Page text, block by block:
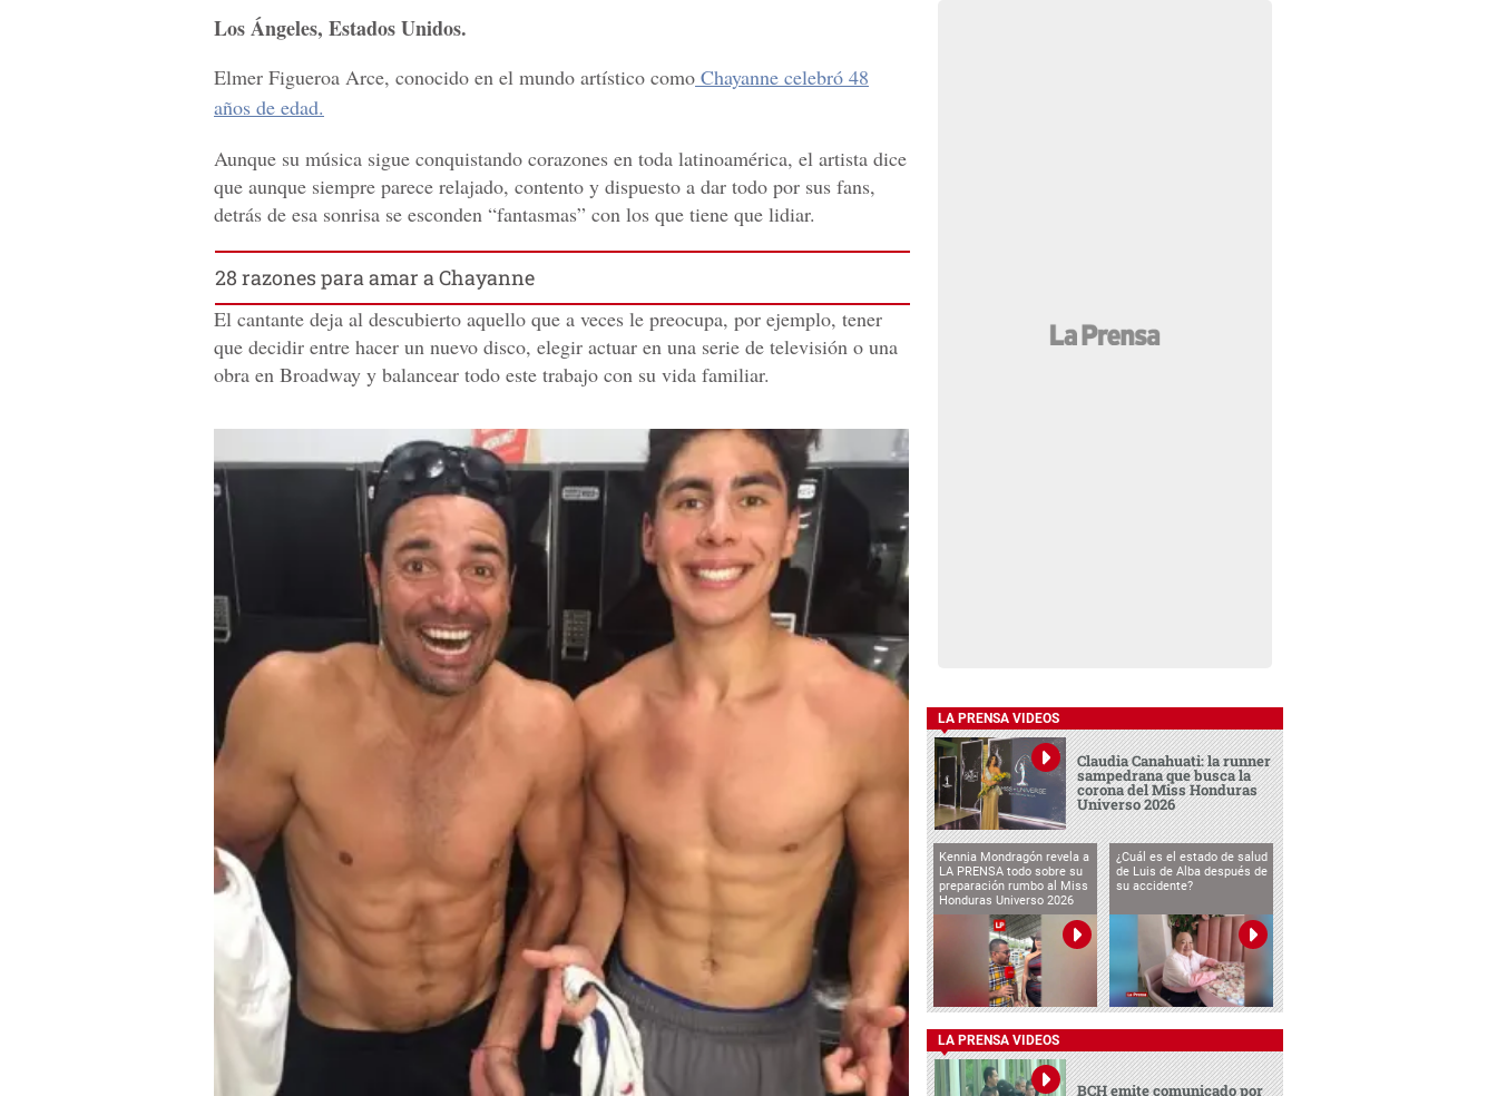
Los Ángeles, Estados Unidos.
Elmer Figueroa Arce, conocido en el mundo artístico como Chayanne celebró 48
años de edad.
Aunque su música sigue conquistando corazones en toda latinoamérica, el artista dice
que aunque siempre parece relajado, contento y dispuesto a dar todo por sus fans,
detrás de esa sonrisa se esconden “fantasmas” con los que tiene que lidiar.
28 razones para amar a Chayanne
El cantante deja al descubierto aquello que a veces le preocupa, por ejemplo, tener
que decidir entre hacer un nuevo disco, elegir actuar en una serie de televisión o una
obra en Broadway y balancear todo este trabajo con su vida familiar.
LA PRENSA VIDEOS
Claudia Canahuati: la runner
sampedrana que busca la
corona del Miss Honduras
Universo 2026
Kennia Mondragón revela a
LA PRENSA todo sobre su
preparación rumbo al Miss
Honduras Universo 2026
¿Cuál es el estado de salud
de Luis de Alba después de
su accidente?
LA PRENSA VIDEOS
BCH emite comunicado por